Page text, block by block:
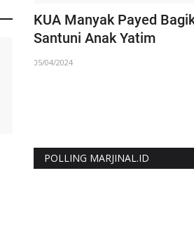
KUA Manyak Payed
Santuni Anak Yatim
05/04/2024
POLLING MARJINAL.ID